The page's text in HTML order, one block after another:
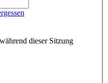
dieser Sitzung